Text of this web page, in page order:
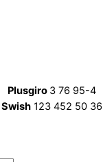
Plusgiro 3 76 95-4
Swish123 452 50 36